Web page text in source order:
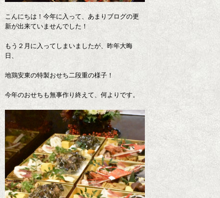
こんにちは！今年に入って、あまりブログの更
新が出来ていませんでした！
もう２月に入ってしまいましたが、昨年大晦
日、
地鶏安東の特製おせち二段重の様子！
今年のおせちも無事作り終えて、何よりです。